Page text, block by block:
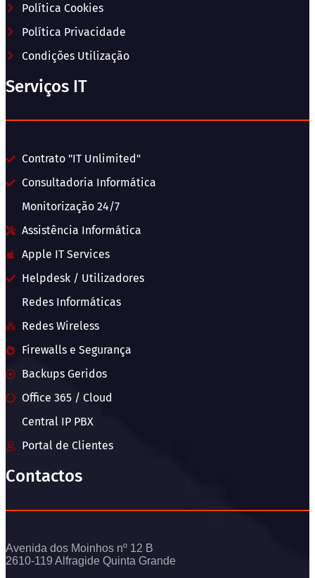
Política Cookies
Política Privacidade
Condições Utilização
Serviços IT
Contrato "IT Unlimited"
Consultadoria Informática
Monitorização 24/7
Assistência Informática
Apple IT Services
Helpdesk / Utilizadores
Redes Informáticas
Redes Wireless
Firewalls e Segurança
Backups Geridos
Office 365 / Cloud
Central IP PBX
Portal de Clientes
Contactos
Avenida dos Moinhos nº 12 B
2610-119 Alfragide Quinta Grande